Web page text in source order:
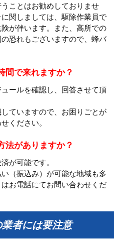
ことはお勧めしておりませ
関しましては、駆除作業員で
が伴います。また、高所での
恐れもございますので、蜂バ
間で来れますか？
ールを確認し、回答させて頂
ていますので、お困りごとが
ください。
法がありますか？
が可能です。
（振込み）が可能な地域も多
お電話にてお問い合わせくだ
者には要注意